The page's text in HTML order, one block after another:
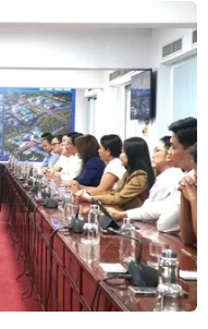
nguồn cung cho
liên minh bao gồm
phát triển hàng
Âu và
là 60 USD/thùng
12 năm
chính Mỹ vừa công
sẽ thắt chặt các
hạn giá dầu của